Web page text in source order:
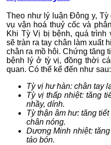
Theo như lý luận Đông y, Tỳ
vụ vận hoá thuỷ cốc và
Khi Tỳ Vị bị bệnh, quá trình
sẽ tràn ra tay chân làm xuất
chân ra mồ hôi. Chứng tăng
bệnh lý ở tỳ vị, đồng thời
quan. Có thể kể đến như sau:
Tỳ vị hư hàn: chân tay
Tỳ vị thấp nhiệt: tăng
nhầy, dính.
Tỳ thận âm hư: tăng
chân nóng.
Dương Minh nhiệt:
táo bón.